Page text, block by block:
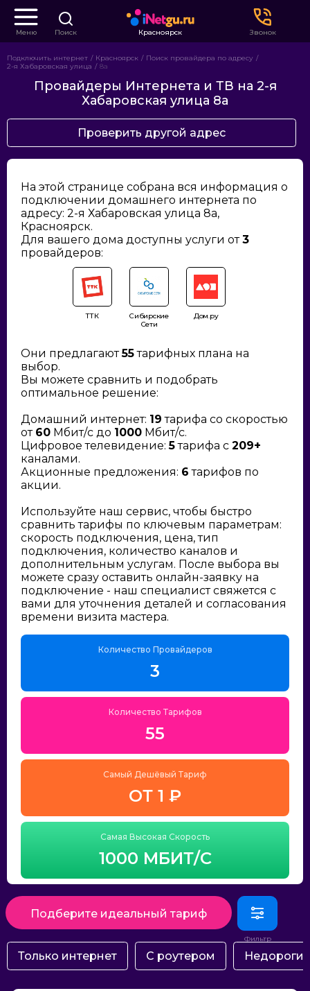
Меню Поиск Красноярск Звонок
Подключить интернет Красноярск
Поиск провайдера по адресу
2-я Хабаровская улица
8а
Провайдеры Интернета и ТВ на 2-я
Хабаровская улица 8а
Проверить другой адрес
На этой странице собрана вся информация о
подключении домашнего интернета по
адресу: 2-я Хабаровская улица 8а,
Красноярск.
Для вашего дома доступны услуги от3
провайдеров:
ТТК
Сибирские
Сети
Дом.ру
Они предлагают55тарифных плана на
выбор.
Вы можете сравнить и подобрать
оптимальное решение:
Домашний интернет: 19 тарифа со скоростью
от 60 Мбит/с до 1000 Мбит/с.
Цифровое телевидение:5тарифа с 209+
каналами.
Акционные предложения: 6 тарифов по
акции.
Используйте наш сервис, чтобы быстро
сравнить тарифы по ключевым параметрам:
скорость подключения, цена, тип
подключения, количество каналов и
дополнительным услугам. После выбора вы
можете сразу оставить онлайн-заявку на
подключение - наш специалист свяжется с
вами для уточнения деталей и согласования
времени визита мастера.
Количество Провайдеров
3
Количество Тарифов
55
Самый Дешёвый Тариф
ОТ 1 ₽
Самая Высокая Скорость
1000 МБИТ/С
Подберите идеальный тариф
Только интернет С роутером Недорогие